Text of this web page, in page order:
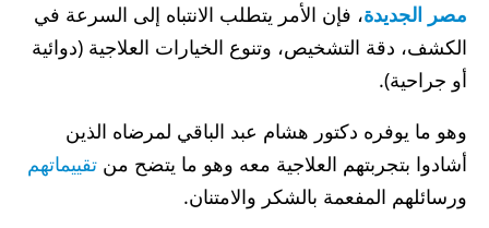
مصر الجديدة، فإن الأمر يتطلب الانتباه إلى السرعة في
الكشف، دقة التشخيص، وتنوع الخيارات العلاجية (دوائية
أو جراحية).
وهو ما يوفره دكتور هشام عبد الباقي لمرضاه الذين
أشادوا بتجربتهم العلاجية معه وهو ما يتضح من تقييماتهم
ورسائلهم المفعمة بالشكر والامتنان.